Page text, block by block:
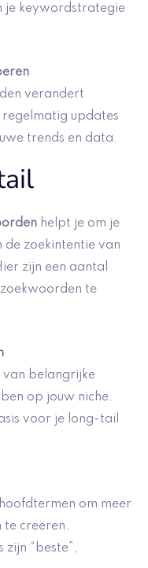
je keywordstrategie
verandert
updates
trends en data.
helpt je om je
zoekintentie van
zijn een aantal
te
van belangrijke
op jouw niche.
voor je long-tail
om meer
te creëren.
zijn “beste”,